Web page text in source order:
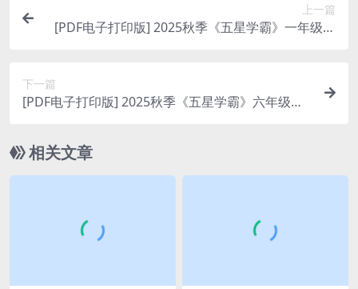
上一篇
[PDF电子打印版] 2025秋季《五星学霸》一年级数
下一篇
[PDF电子打印版] 2025秋季《五星学霸》六年级上
页
相关文章